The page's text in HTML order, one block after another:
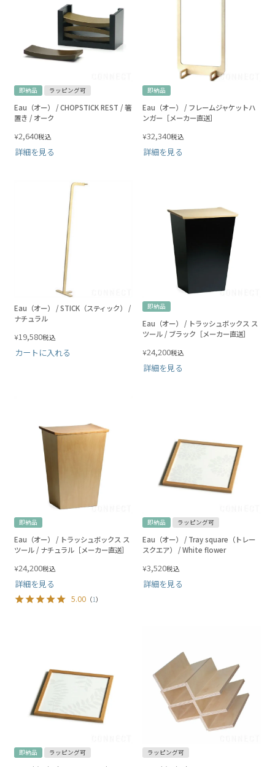
即納品 ラッピング可
Eau（オー） / CHOPSTICK REST / 箸
置き / オーク
¥2,640税込
詳細を見る
即納品
Eau（オー） / フレームジャケットハ
ンガー［メーカー直送］
¥32,340税込
詳細を見る
Eau（オー） / STICK（スティック） /
ナチュラル
¥19,580税込
カートに入れる
即納品
Eau（オー） / トラッシュボックス ス
ツール / ブラック［メーカー直送］
¥24,200税込
詳細を見る
即納品
Eau（オー） / トラッシュボックス ス
ツール / ナチュラル［メーカー直送］
¥24,200税込
詳細を見る
5.00 （1）
即納品 ラッピング可
Eau（オー） / Tray square（トレー
スクエア） / White flower
¥3,520税込
詳細を見る
即納品 ラッピング可 ラッピング可